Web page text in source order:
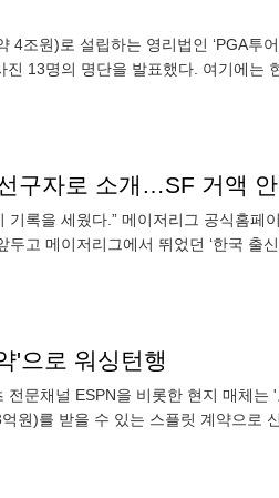
조원)로 설립하는 영리법인 ‘PGA투
13명의 명단을 발표했다. 여기에는
록을 세웠다.” 메이저리그 공식홈페
고 메이저리그에서 뛰었던 ‘한국 출신
'으로 워싱턴행
문채널 ESPN을 비롯한 현지 매체는
원)를 받을 수 있는 스플릿 계약으로